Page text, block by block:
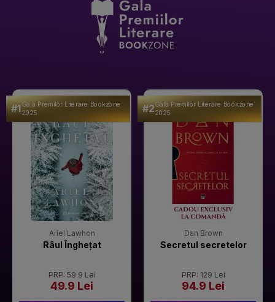
#1Gala Premilor Literare Bookzone
2025
Ariel Lawhon
Râul Înghețat
PRP: 59.9 Lei
49.9 Lei
#2Gala Premilor Literare Bookzone
2025
Dan Brown
Secretul secretelor
PRP: 129 Lei
94.9 Lei